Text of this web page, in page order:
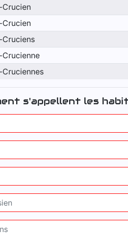
Crucien
Crucien
Cruciens
Crucienne
Cruciennes
s'appellent les